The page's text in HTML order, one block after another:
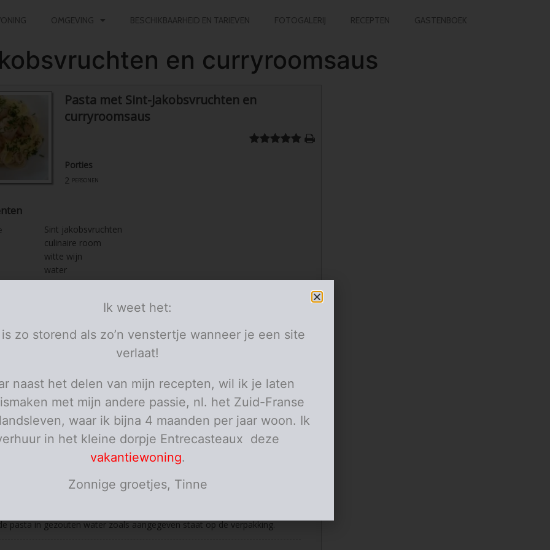
OMGEVING BESCHIKBAARHEID EN TARIEVEN FOTOGALERIJ RECEPTEN GASTENBOEK
en curryroomsaus
Pasta met Sint-Jakobsvruchten en
curryroomsaus
Porties
2 personen
Sint jakobsvruchten
culinaire room
witte wijn
water
visbouillonblokje
boter
personen
de boter in een kookpot en voeg de bloem toe. Laat drogen op het vuur.
de wijn, water en de room zachtjes toe en breng het geheel aan de kook.
met het bouillonblokje en de currypoeder. Breng verder op smaak met pezo.
pasta in gezouten water zoals aangegeven staat op de verpakking.
Ik weet het:
zo storend als zo’n venstertje wanneer je een site
verlaat!
naast het delen van mijn recepten, wil ik je laten
met mijn andere passie, nl. het Zuid-Franse
waar ik bijna 4 maanden per jaar woon. Ik
in het kleine dorpje Entrecasteaux deze
vakantiewoning.
Zonnige groetjes, Tinne